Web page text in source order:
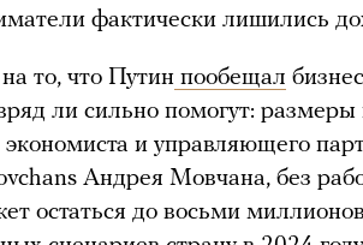
фактически лишились
то, что Путин пообещал
ли сильно помогут:
и управляющего
Андрея Мовчана, без
остаться до восьми